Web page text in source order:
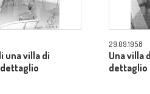
una villa di
29.09.1958
Una villa
dettaglio